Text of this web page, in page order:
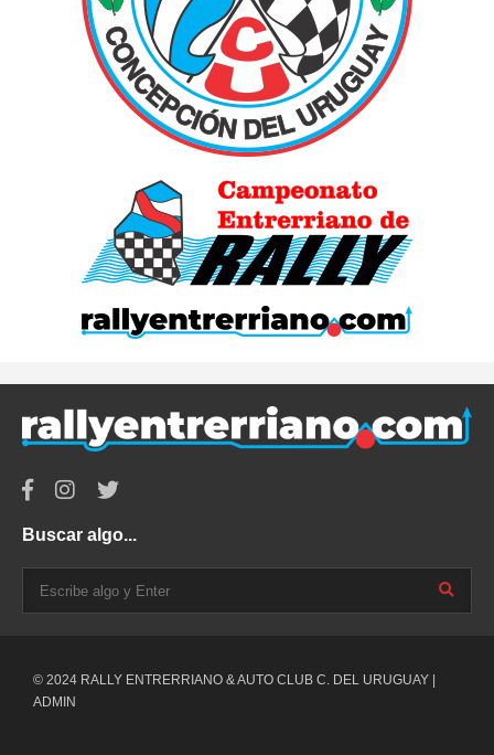
Buscar algo...
© 2024 RALLY ENTRERRIANO & AUTO CLUB C. DEL URUGUAY |
ADMIN